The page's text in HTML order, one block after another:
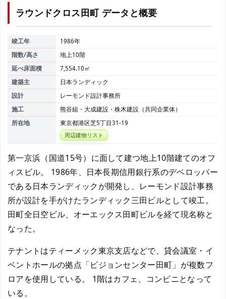
ラウンドクロス田町 データと概要
竣工年
1986年
階数/高さ
地上10階
延べ床面積
7,554.10㎡
建築主
日本ランディック
設計
レーモンド設計事務所
施工
熊谷組・大成建設・株木建設（共同企業体）
所在地
東京都港区芝5丁目31-19
周辺建物リスト
第一京浜（国道15号）に面して建つ地上10階建てのオフ
ィスビル。 1986年、日本長期信用銀行系のデベロッパー
である日本ランディックが開発し、レーモンド設計事務
所が設計を手がけたランディック三田ビルとして竣工。
田町全日空ビル、オーエックス田町ビルを経て現名称と
なった。
テナントはティーメック東京支店などで、貸会議室・イ
ベントホールの拠点「ビジョンセンター田町」が複数フ
ロアを使用している。 1階はカフェ、コンビニとなって
いる。